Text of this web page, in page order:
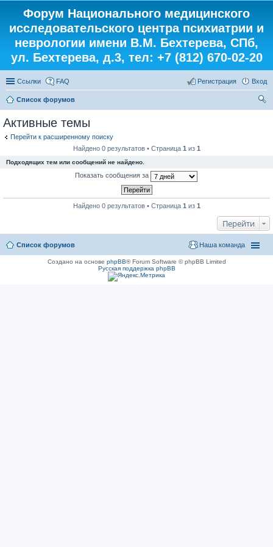
Форум Национального медицинского
исследовательского центра психиатрии и
неврологии имени В.М. Бехтерева, СПб,
ул. Бехтерева, д.3, тел: +7 (812) 670-02-20
Ссылки FAQ Вход
Регистрация
Список форумов
Активные темы
Перейти к расширенному поиску
Найдено 0 результатов • Страница 1 из 1
Подходящих тем или сообщений не найдено.
Показать сообщения за
Найдено 0 результатов • Страница 1 из 1
Перейти
Список форумов Наша команда
Создано на основе phpBB® Forum Software © phpBB Limited
Русская поддержка phpBB